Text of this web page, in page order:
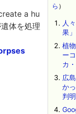
a hu
体を処理
ら ）
人
果
植
ー
カ
広
か
判明